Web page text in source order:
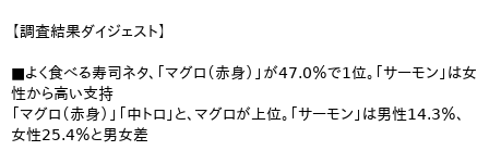
【調査結果ダイジェスト】
■よく食べる寿司ネタ、「マグロ（赤身）」が47.0％で1位。「サーモン」は女
性から高い支持
「マグロ（赤身）」「中トロ」と、マグロが上位。「サーモン」は男性14.3％、
女性25.4％と男女差